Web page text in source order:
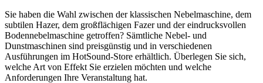
Sie haben die Wahl zwischen der klassischen Nebelmaschine, dem
subtilen Hazer, dem großflächigen Fazer und der eindrucksvollen
Bodennebelmaschine getroffen? Sämtliche Nebel- und
Dunstmaschinen sind preisgünstig und in verschiedenen
Ausführungen im HotSound-Store erhältlich. Überlegen Sie sich,
welche Art von Effekt Sie erzielen möchten und welche
Anforderungen Ihre Veranstaltung hat.